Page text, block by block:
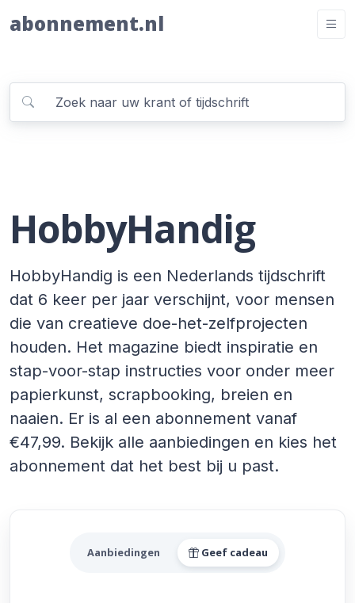
abonnement.nl
HobbyHandig
HobbyHandig is een Nederlands tijdschrift
dat 6 keer per jaar verschijnt, voor mensen
die van creatieve doe-het-zelfprojecten
houden. Het magazine biedt inspiratie en
stap-voor-stap instructies voor onder meer
papierkunst, scrapbooking, breien en
naaien. Er is al een abonnement vanaf
€47,99. Bekijk alle aanbiedingen en kies het
abonnement dat het best bij u past.
Alle HobbyHandig
Aanbiedingen Geef cadeau